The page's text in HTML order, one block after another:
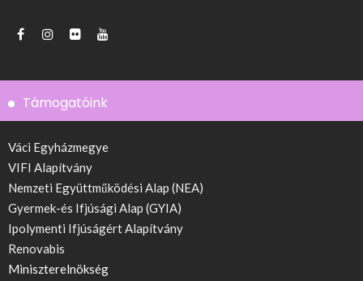
Támogatóink
Váci Egyházmegye
VIFI Alapítvány
Nemzeti Együttműködési Alap (NEA)
Gyermek-és Ifjúsági Alap (GYIA)
Ipolymenti Ifjúságért Alapítvány
Renovabis
Miniszterelnökség